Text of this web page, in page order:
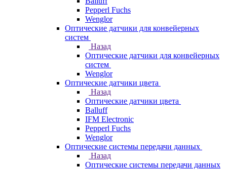
Pepperl Fuchs
Wenglor
Оптические датчики для конвейерных
систем
Назад
Оптические датчики для конвейерных
систем
Wenglor
Оптические датчики цвета
Назад
Оптические датчики цвета
Balluff
IFM Electronic
Pepperl Fuchs
Wenglor
Оптические системы передачи данных
Назад
Оптические системы передачи данных